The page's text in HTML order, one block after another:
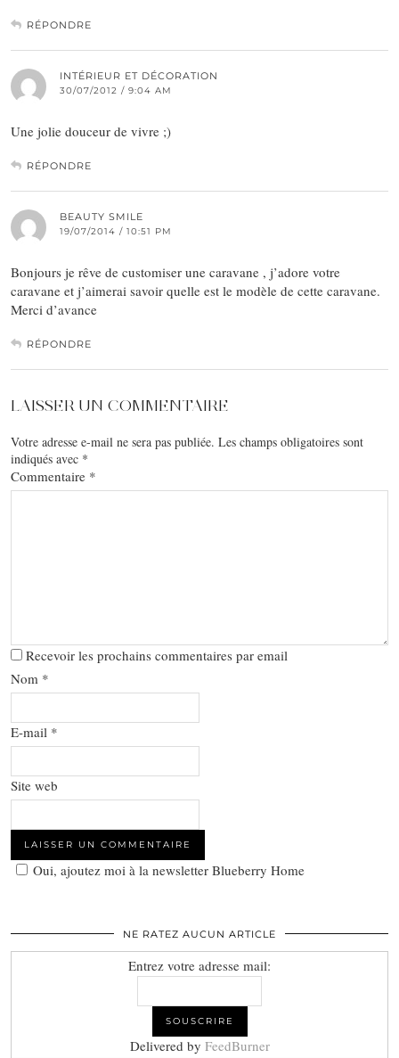
RÉPONDRE
INTÉRIEUR ET DÉCORATION
30/07/2012 / 9:04 AM
Une jolie douceur de vivre ;)
RÉPONDRE
BEAUTY SMILE
19/07/2014 / 10:51 PM
Bonjours je rêve de customiser une caravane , j’adore votre
caravane et j’aimerai savoir quelle est le modèle de cette caravane.
Merci d’avance
RÉPONDRE
LAISSER UN COMMENTAIRE
Votre adresse e-mail ne sera pas publiée. Les champs obligatoires sont
indiqués avec *
Commentaire *
Recevoir les prochains commentaires par email
Nom *
E-mail *
Site web
Oui, ajoutez moi à la newsletter Blueberry Home
NE RATEZ AUCUN ARTICLE
Entrez votre adresse mail:
Delivered by FeedBurner